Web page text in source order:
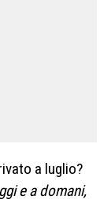
a luglio?
e a domani,